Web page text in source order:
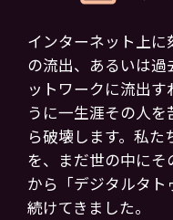
インターネット上
の流出、あるいは
ットワークに流出す
うに一生涯その人
ら破壊します。 私た
を、まだ世の中に
から「デジタルタ
続けてきました。